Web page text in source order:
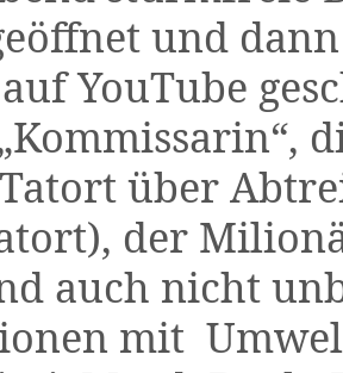
und
YouTube
über
der
auch nicht
mit